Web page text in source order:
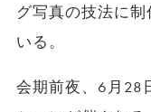
グ写真の技法に
いる。
会期前夜、6月28